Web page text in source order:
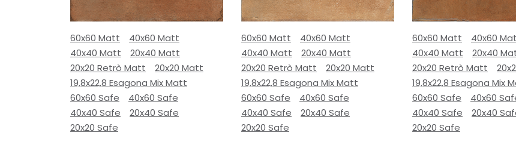
60x60 Matt
40x60 Matt
40x40 Matt
20x40 Matt
20x20 Retrò Matt
20x20 Matt
19,8x22,8 Esagona Mix Matt
60x60 Safe
40x60 Safe
40x40 Safe
20x40 Safe
20x20 Safe
60x60 Matt
40x60 Matt
40x40 Matt
20x40 Matt
20x20 Retrò Matt
20x20 Matt
19,8x22,8 Esagona Mix Matt
60x60 Safe
40x60 Safe
40x40 Safe
20x40 Safe
20x20 Safe
60x60 Matt
40x60
40x40 Matt
20x40
20x20 Retrò Matt
19,8x22,8 Esagona Mix
60x60 Safe
40x60
40x40 Safe
20x40
20x20 Safe